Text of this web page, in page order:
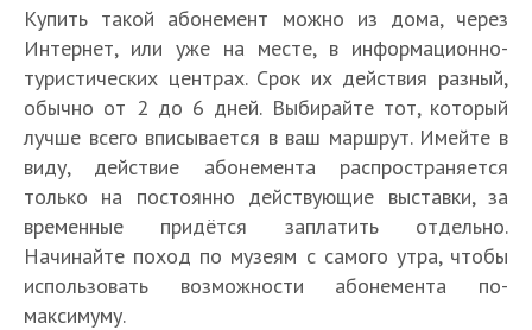
Купить такой абонемент можно из дома, через
Интернет, или уже на месте, в информационно-
туристических центрах. Срок их действия разный,
обычно от 2 до 6 дней. Выбирайте тот, который
лучше всего вписывается в ваш маршрут. Имейте в
виду, действие абонемента распространяется
только на постоянно действующие выставки, за
временные придётся заплатить отдельно.
Начинайте поход по музеям с самого утра, чтобы
использовать возможности абонемента по-
максимуму.